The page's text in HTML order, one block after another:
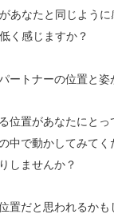
あなたと同じよう
く感じますか？
ートナーの位置と
位置があなたにとっ
中で動かしてみて
しませんか？
置だと思われるか